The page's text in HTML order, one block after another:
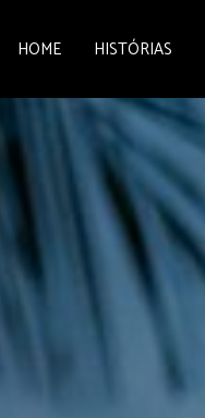
HOME HISTÓRIAS